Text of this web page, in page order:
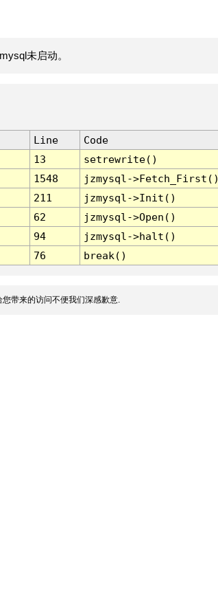
未启动。
Line
Code
13
setrewrite()
1548
jzmysql-
211
jzmysql->Init()
62
jzmysql->Open()
94
jzmysql->halt()
76 break()
带来的访问不便我们深感歉意.